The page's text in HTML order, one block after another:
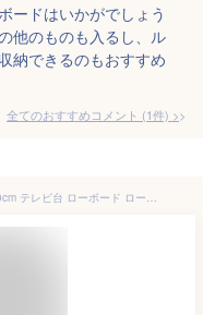
ードはいかがでしょう
他のものも入るし、ル
納できるのもおすすめ
全てのおすすめコメント (1件) >
テレビボード すりガラステレビボード 120cm テレビ台 ローボード ロータイプ キャスター付き 引出し 収納 リビングボード TV台 TVボード 木 ブラウン シンプル モダン 木目 木製 おしゃれ 家具 かわいい コンパクト 一人暮らし キャスター ワンルーム ハイタイプ